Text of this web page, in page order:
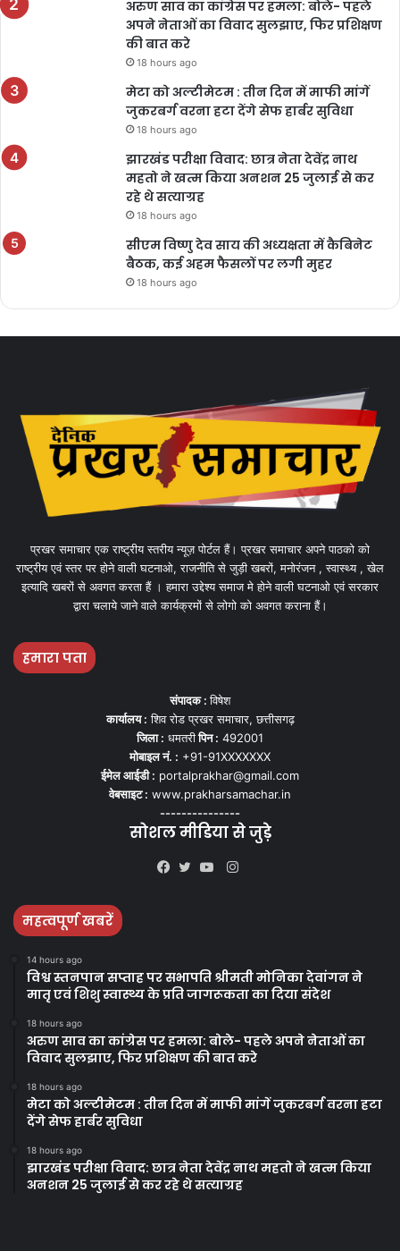
अरुण साव का कांग्रेस पर हमला: बोले- पहले
अपने नेताओं का विवाद सुलझाए, फिर प्रशिक्षण
की बात करे
18 hours ago
मेटा को अल्टीमेटम : तीन दिन में माफी मांगें
जुकरबर्ग वरना हटा देंगे सेफ हार्बर सुविधा
18 hours ago
झारखंड परीक्षा विवाद: छात्र नेता देवेंद्र नाथ
महतो ने खत्म किया अनशन 25 जुलाई से कर
रहे थे सत्याग्रह
18 hours ago
सीएम विष्णु देव साय की अध्यक्षता में कैबिनेट
बैठक, कई अहम फैसलों पर लगी मुहर
18 hours ago
प्रखर समाचार एक राष्ट्रीय स्तरीय न्यूज़ पोर्टल हैं। प्रखर समाचार अपने पाठको को
राष्ट्रीय एवं स्तर पर होने वाली घटनाओ, राजनीति से जुड़ी खबरों, मनोरंजन , स्वास्थ्य , खेल
इत्यादि खबरों से अवगत करता हैं । हमारा उद्देश्य समाज मे होने वाली घटनाओ एवं सरकार
द्वारा चलाये जाने वाले कार्यक्रमों से लोगो को अवगत कराना हैं।
हमारा पता
संपादक :विषेश
कार्यालय : शिव रोड प्रखर समाचार, छत्तीसगढ़
जिला : धमतरीपिन : 492001
मोबाइल नं. : +91-91XXXXXXX
ईमेल आईडी : portalprakhar@gmail.com
वेबसाइट : www.prakharsamachar.in
---------------
सोशल मीडिया से जुड़े
Instagram
महत्वपूर्ण खबरें
14 hours ago
विश्व स्तनपान सप्ताह पर सभापति श्रीमती मोनिका देवांगन ने
मातृ एवं शिशु स्वास्थ्य के प्रति जागरूकता का दिया संदेश
18 hours ago
अरुण साव का कांग्रेस पर हमला: बोले- पहले अपने नेताओं का
विवाद सुलझाए, फिर प्रशिक्षण की बात करे
18 hours ago
मेटा को अल्टीमेटम : तीन दिन में माफी मांगें जुकरबर्ग वरना हटा
देंगे सेफ हार्बर सुविधा
18 hours ago
झारखंड परीक्षा विवाद: छात्र नेता देवेंद्र नाथ महतो ने खत्म किया
अनशन 25 जुलाई से कर रहे थे सत्याग्रह